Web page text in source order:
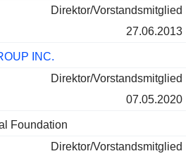
30.06.2026
-.--%
0
- $
Direktor/Vorstandsmitglied
27.06.2013
INC.
Direktor/Vorstandsmitglied
07.05.2020
Foundation
Direktor/Vorstandsmitglied